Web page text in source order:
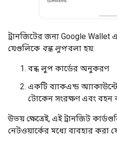
ট্রানজিটের জন্য Google Wallet
যেগুলিকে বন্ধ লুপবলা হয়:
বন্ধ লুপ কার্ডের অনুকরণ
একটি ব্যাকএন্ড
টোকেন সংরক্ষণ এবং বহন
উভয় ক্ষেত্রেই, এই ট্রানজিট
নেটওয়ার্কের মধ্যে ব্যবহার করা